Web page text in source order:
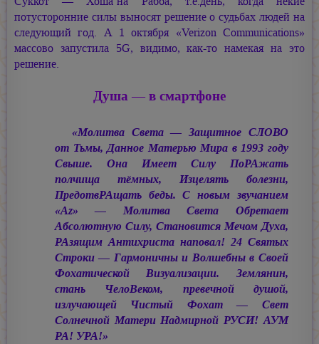
потусторонние силы выносят решение о судьбах людей на
следующий год. А 1 октября «Verizon Communications»
массово запустила 5G, видимо, как-то намекая на это
решение.
Душа — в смартфоне
«Молитва Света — Защитное СЛОВО
от Тьмы, Данное Матерью Мира в 1993 году
Свыше. Она Имеет Силу ПоРАжать
полчища тёмных, Изцелять болезни,
ПредотвРАщать беды. С новым звучанием
«Аz» — Молитва Света Обретает
Абсолютную Силу, Становится Мечом Духа,
РАзящим Антихриста наповал! 24 Святых
Строки — Гармоничны и Волшебны в Своей
Фохатической Визуализации. Землянин,
стань ЧелоВеком, превечной душой,
излучающей Чистый Фохат — Свет
Солнечной Матери Надмирной РУСИ! АУМ
РА! УРА!»